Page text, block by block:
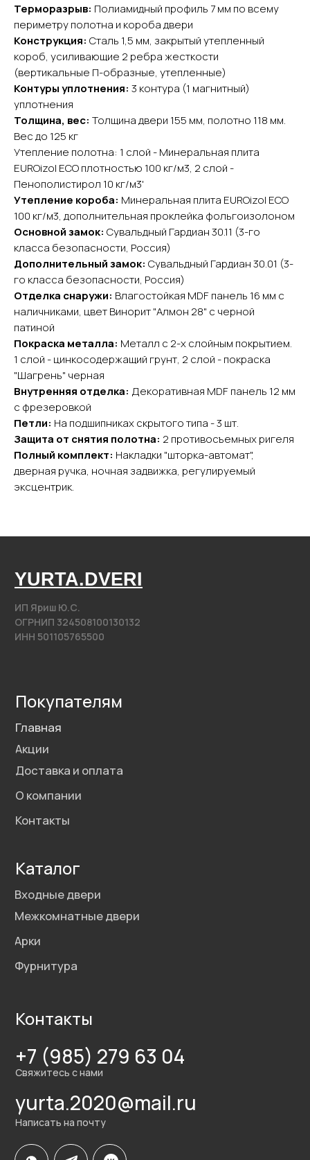
Терморазрыв: Полиамидный профиль 7 мм по всему
периметру полотна и короба двери
Конструкция: Сталь 1,5 мм, закрытый утепленный
короб, усиливающие 2 ребра жесткости
(вертикальные П-образные, утепленные)
Контуры уплотнения: 3 контура (1 магнитный)
уплотнения
Толщина, вес: Толщина двери 155 мм, полотно 118 мм.
Вес до 125 кг
Утепление полотна: 1 слой - Минеральная плита
EUROizol ECO плотностью 100 кг/м3, 2 слой -
Пенополистирол 10 кг/м3'
Утепление короба: Минеральная плита EUROizol ECO
100 кг/м3, дополнительная проклейка фольгоизолоном
Основной замок: Сувальдный Гардиан 30.11 (3-го
класса безопасности, Россия)
Дополнительный замок: Сувальдный Гардиан 30.01 (3-
го класса безопасности, Россия)
Отделка снаружи: Влагостойкая MDF панель 16 мм с
наличниками, цвет Винорит "Алмон 28" с черной
патиной
Покраска металла: Металл с 2-х слойным покрытием.
1 слой - цинкосодержащий грунт, 2 слой - покраска
"Шагрень" черная
Внутренняя отделка: Декоративная MDF панель 12 мм
с фрезеровкой
Петли: На подшипниках скрытого типа - 3 шт.
Защита от снятия полотна: 2 противосъемных ригеля
Полный комплект: Накладки "шторка-автомат",
дверная ручка, ночная задвижка, регулируемый
эксцентрик.
YURTA.DVERI
Контакты
О компании
Доставка и оплата
Акции
Фурнитура
Арки
Межкомнатные двери
Свяжитесь с нами
Входные двери
Главная
yurta.2020@mail.ru
+7 (985) 279 63 04
Контакты
Каталог
Покупателям
Разработка сайта
Политика конфиденциальности
@2020−2025. Все права защищены.
ИП Яриш Ю.С.
ОГРНИП 324508100130132
ИНН 501105765500